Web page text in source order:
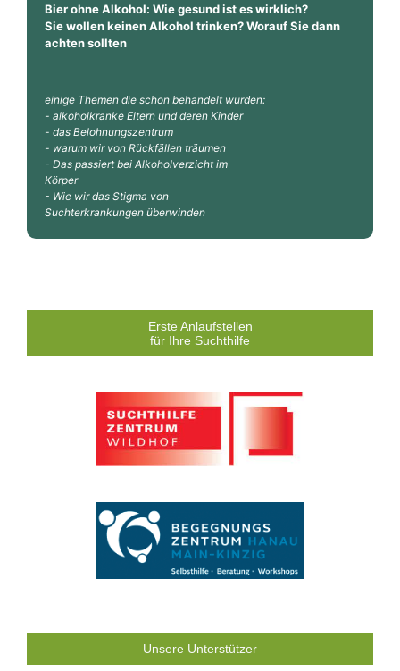
Bier ohne Alkohol: Wie gesund ist es wirklich?
Sie wollen keinen Alkohol trinken? Worauf Sie dann
achten sollten
einige Themen die schon behandelt wurden:
- alkoholkranke Eltern und deren Kinder
- das Belohnungszentrum
- warum wir von Rückfällen träumen
- Das passiert bei Alkoholverzicht im
Körper
- Wie wir das Stigma von
Suchterkrankungen überwinden
Erste Anlaufstellen
für Ihre Suchthilfe
Unsere Unterstützer